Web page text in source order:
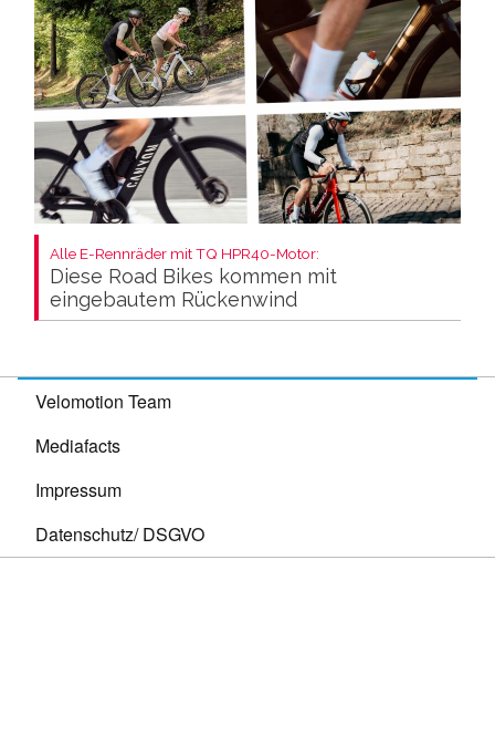
Alle E-Rennräder mit TQ HPR40-Motor:
Diese Road Bikes kommen mit
eingebautem Rückenwind
Velomotion Team
Mediafacts
Impressum
Datenschutz/ DSGVO